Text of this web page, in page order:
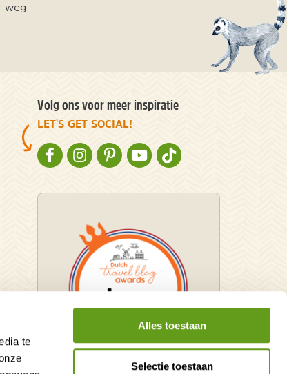
te
Alles toestaan
Selectie toestaan
weg
Volg ons voor meer inspiratie
LET'S GET SOCIAL!
NATURESCANNER OP FACEBOOK
NATURESCANNER OP INSTAGRAM
NATURESCANNER OP PINTEREST
NATURESCANNER OP YOUTUBE
NATURESCANNER OP